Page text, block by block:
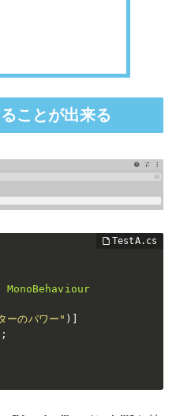
ことが出来る
MonoBehaviour
ーのパワー" )
;